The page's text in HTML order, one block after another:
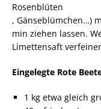
Rosenblüten
, Gänseblümchen…)
min ziehen lassen.
Limettensaft
Eingelegte Rote
1 kg etwa gleich